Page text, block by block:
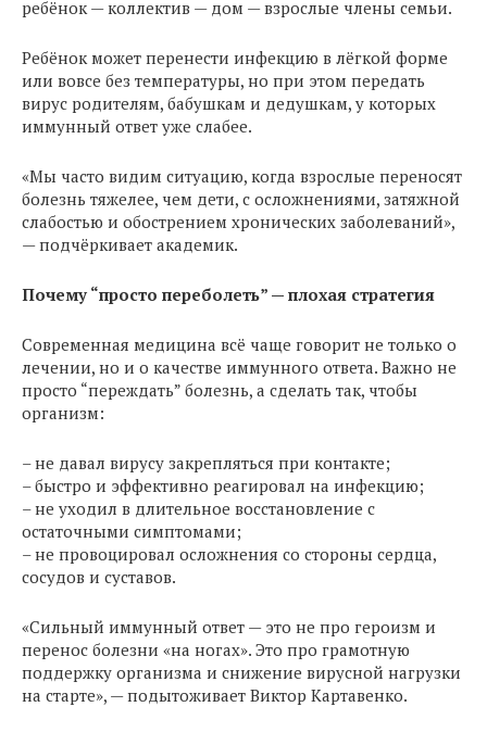
ребёнок — коллектив — дом — взрослые члены семьи.
Ребёнок может перенести инфекцию в лёгкой форме
или вовсе без температуры, но при этом передать
вирус родителям, бабушкам и дедушкам, у которых
иммунный ответ уже слабее.
«Мы часто видим ситуацию, когда взрослые переносят
болезнь тяжелее, чем дети, с осложнениями, затяжной
слабостью и обострением хронических заболеваний»,
— подчёркивает академик.
Почему “просто переболеть” — плохая стратегия
Современная медицина всё чаще говорит не только о
лечении, но и о качестве иммунного ответа. Важно не
просто “переждать” болезнь, а сделать так, чтобы
организм:
– не давал вирусу закрепляться при контакте;
– быстро и эффективно реагировал на инфекцию;
– не уходил в длительное восстановление с
остаточными симптомами;
– не провоцировал осложнения со стороны сердца,
сосудов и суставов.
«Сильный иммунный ответ — это не про героизм и
перенос болезни «на ногах». Это про грамотную
поддержку организма и снижение вирусной нагрузки
на старте», — подытоживает Виктор Картавенко.